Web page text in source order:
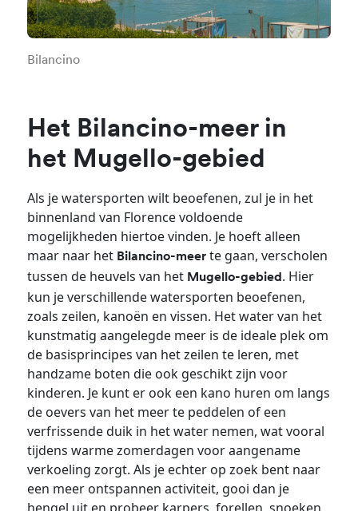
Bilancino
Het Bilancino-meer in
het Mugello-gebied
Als je watersporten wilt beoefenen, zul je in het
binnenland van Florence voldoende
mogelijkheden hiertoe vinden. Je hoeft alleen
maar naar het Bilancino-meer te gaan, verscholen
tussen de heuvels van het Mugello-gebied . Hier
kun je verschillende watersporten beoefenen,
zoals zeilen, kanoën en vissen. Het water van het
kunstmatig aangelegde meer is de ideale plek om
de basisprincipes van het zeilen te leren, met
handzame boten die ook geschikt zijn voor
kinderen. Je kunt er ook een kano huren om langs
de oevers van het meer te peddelen of een
verfrissende duik in het water nemen, wat vooral
tijdens warme zomerdagen voor aangename
verkoeling zorgt. Als je echter op zoek bent naar
een meer ontspannen activiteit, gooi dan je